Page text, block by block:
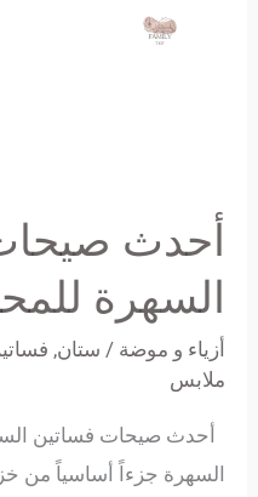
أحدث
السهرة
أزياء و موضة / ستان,
ملابس
أحدث صيحات فساتين
السهرة جزءاً أساسياً من
فساتين
السهرة
للمحجبات